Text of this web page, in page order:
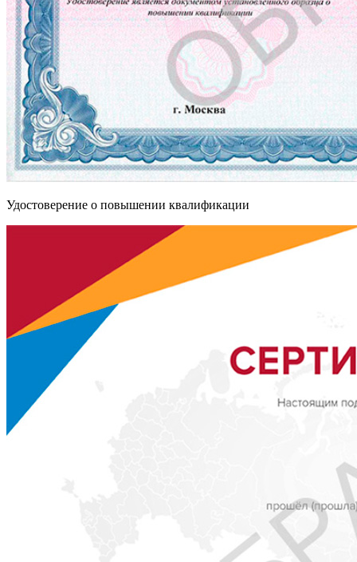
Удостоверение о повышении квалификации